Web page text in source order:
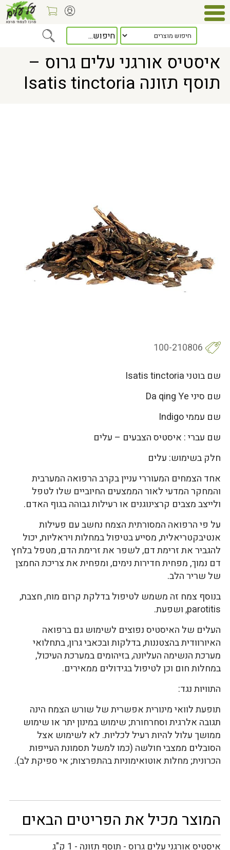
> איסטיס אורגני עלים גרוס – תוסף תזונה Isatis tinctoria
איסטיס אורגני עלים גרוס –
תוסף תזונה Isatis tinctoria
100-210806
שם בוטני Isatis tinctoria
שם סיני Da qing Ye
שם עממי Indigo
שם עברי : איסטיס הצבעים – עלים
חלק בשימוש: עלים
אחד הצמחים המעוררי עניין בקרב הרפואה המערבית
והמחקר המדעי לאור הממצעים החיוביים שלו לטפל
ולייצב מצבים קרצינוגנים או רעילות גבוהה בגוף האדם.
על פי הרפואה המסורתית הצמח נחשב עם פעילות
אנטיבקטריאלית, מסייע בטיפול במחלות ויראליות, יכול
להגביר את זרימת דם, לשפר את זרימת הדם, מטפל בלחץ
דם נמוך, מפחית חדירות נימים, ומפחית את צריכת החמצן
של שריר הלב.
בנוסף צמח זה משמש לטיפול בדלקת קרום מוח, חצבת,
parotitis, ושפעת.
העלים של האיסטיס נפוצים לשימוש גם ברפואה
האיורוודית בהצטננות, בדלקות ובכאבי גרון, בתחלואי
מערכת הנשימה העליונה, בזיהומים במערכת העיכול,
במחלות חום וכן לטיפול בגידולים ממאירים.
התוויות נגד:
תופעת לוואי מינורית אפשרית של שורש הצמח הינה
תגובה אלרגית וסחרחורת; שימוש במינון יתר או שימוש
ממושך עלול להיות רעיל לכליות. לא לשימוש אצל
הסובלים ממצבי חולשה (כמו למשל תסמונת העייפות
הכרונית; מחלות אוטואימוניות בהתפרצות; אי ספיקת לב).
המוצר מכיל את הפריטים הבאים
איסטיס אורגני עלים גרוס - תוסף תזונה - 1 ק"ג